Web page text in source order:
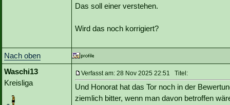
Das soll einer verstehen.
Wird das noch korrigiert?
Nach oben
Waschi13
Kreisliga
Verfasst am: 28 Nov 2025 22:51 Titel:
Und Honorat hat das Tor noch in der
ziemlich bitter, wenn man davon betroffen